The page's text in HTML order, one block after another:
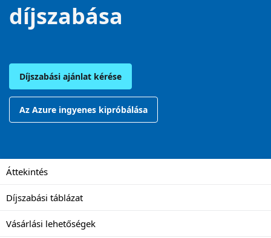
díjszabása
Díjszabási ajánlat kérése
Az Azure ingyenes kipróbálása
Áttekintés
Díjszabási táblázat
Vásárlási lehetőségek